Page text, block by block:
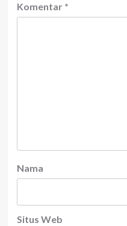
Komentar *
Nama
Situs Web